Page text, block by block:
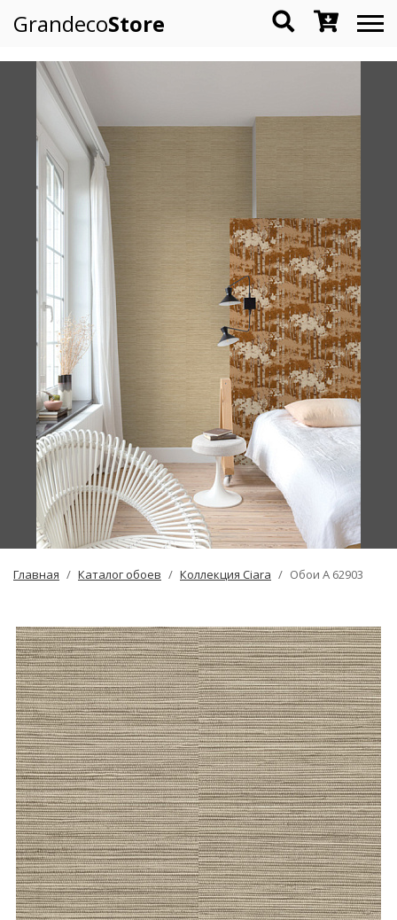
GrandecoStore
Главная Каталог обоев Коллекция Ciara Обои A 62903